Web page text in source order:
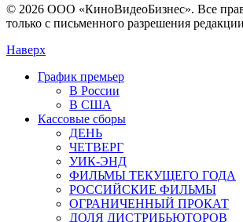
© 2026 OOО «КиноВидеоБизнес». Все
только с письменного разрешения
Наверх
График премьер
В России
В США
Кассовые сборы
ДЕНЬ
ЧЕТВЕРГ
УИК-ЭНД
ФИЛЬМЫ ТЕКУЩЕГО ГОДА
РОССИЙСКИЕ ФИЛЬМЫ
ОГРАНИЧЕННЫЙ ПРОКАТ
ДОЛЯ ДИСТРИБЬЮТОРОВ